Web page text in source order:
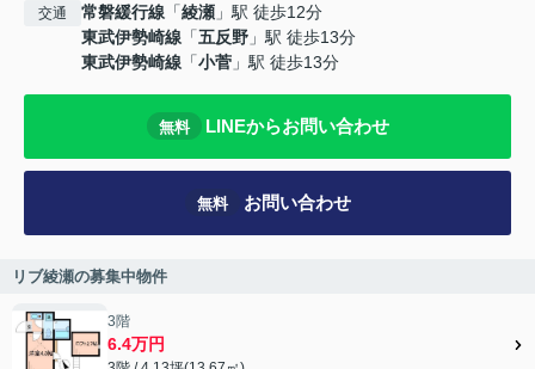
交通 常磐緩行線 「綾瀬 」駅 徒歩12分
東武伊勢崎線 「五反野 」駅 徒歩13分
東武伊勢崎線 「小菅 」駅 徒歩13分
無料 LINEからお問い合わせ
無料 お問い合わせ
リブ綾瀬の募集中物件
3階
6.4万円